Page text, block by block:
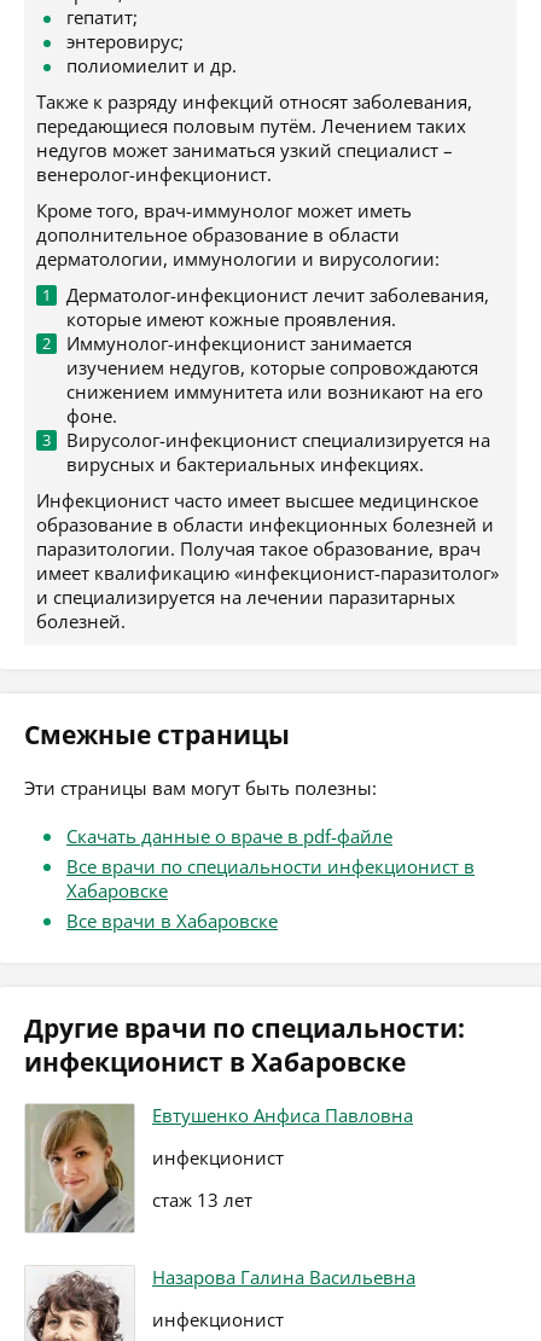
гепатит;
энтеровирус;
полиомиелит и др.
Также к разряду инфекций относят заболевания,
передающиеся половым путём. Лечением таких
недугов может заниматься узкий специалист –
венеролог-инфекционист.
Кроме того, врач-иммунолог может иметь
дополнительное образование в области
дерматологии, иммунологии и вирусологии:
Дерматолог-инфекционист лечит заболевания,
которые имеют кожные проявления.
Иммунолог-инфекционист занимается
изучением недугов, которые сопровождаются
снижением иммунитета или возникают на его
фоне.
Вирусолог-инфекционист специализируется на
вирусных и бактериальных инфекциях.
Инфекционист часто имеет высшее медицинское
образование в области инфекционных болезней и
паразитологии. Получая такое образование, врач
имеет квалификацию «инфекционист-паразитолог»
и специализируется на лечении паразитарных
болезней.
Смежные страницы
Эти страницы вам могут быть полезны:
Скачать данные о враче в pdf-файле
Все врачи по специальности инфекционист в
Хабаровске
Все врачи в Хабаровске
Другие врачи по специальности:
инфекционист в Хабаровске
Евтушенко Анфиса Павловна
инфекционист
стаж 13 лет
Назарова Галина Васильевна
инфекционист